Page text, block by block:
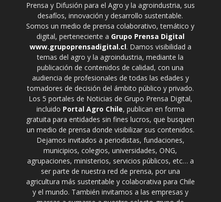
Prensa y Difusión para el Agro y la agroindustria, sus
desafíos, innovación y desarrollo sustentable.
Somos un medio de prensa colaborativo, temático y
digital, perteneciente a Grupo Prensa Digital
www.grupoprensadigital.cl. Damos visibilidad a
temas del agro y la agroindustria, mediante la
publicación de contenidos de calidad, con una
audiencia de profesionales de todas las edades y
tomadores de decisión del ámbito público y privado.
Los 5 portales de Noticias de Grupo Prensa Digital,
incluido Portal Agro Chile, publican en forma
gratuita para entidades sin fines lucros, que busquen
un medio de prensa donde visibilizar sus contenidos.
Dejamos invitados a periodistas, fundaciones,
municipios, colegios, universidades, ONG,
agrupaciones, ministerios, servicios públicos, etc… a
ser parte de nuestra red de prensa, por una
agricultura más sustentable y colaborativa para Chile
y el mundo. También invitamos a las empresas y